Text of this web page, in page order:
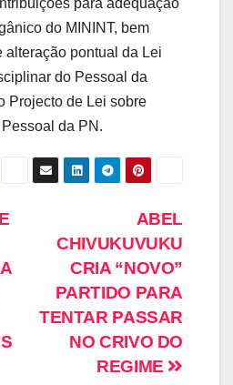
do MININT, bem
alteração pontual da Lei
do Pessoal da
Projecto de Lei sobre
da PN.
ABEL
CHIVUKUVUKU
CRIA “NOVO”
PARTIDO PARA
TENTAR PASSAR
NO CRIVO DO
REGIME